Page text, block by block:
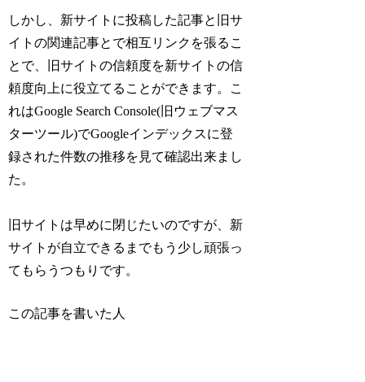
しかし、新サイトに投稿した記事と旧サ
イトの関連記事とで相互リンクを張るこ
とで、旧サイトの信頼度を新サイトの信
頼度向上に役立てることができます。こ
れはGoogle Search Console(旧ウェブマス
ターツール)でGoogleインデックスに登
録された件数の推移を見て確認出来まし
た。
旧サイトは早めに閉じたいのですが、新
サイトが自立できるまでもう少し頑張っ
てもらうつもりです。
この記事を書いた人